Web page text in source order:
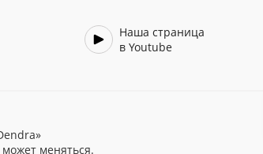
Наша страница
в Youtube
меняться.